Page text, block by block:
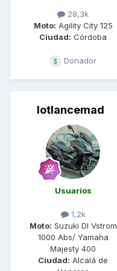
28,3k
Moto: Agility City 125
Ciudad: Córdoba
Donador
lotlancemad
Usuarios
1,2k
Moto: Suzuki Dl Vstrom
1000 Abs/ Yamaha
Majesty 400
Ciudad: Alcalá de